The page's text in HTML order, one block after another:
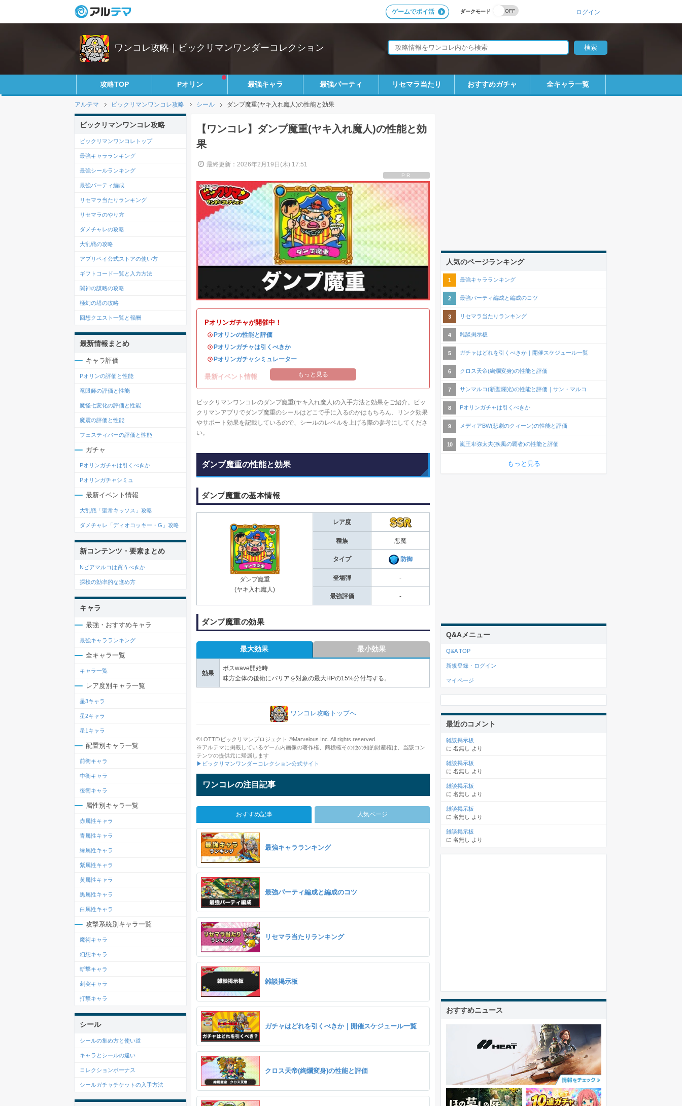
ダークモード
ゲームでポイ活 ログイン
ワンコレ攻略｜ビックリマンワンダーコレクション
攻略TOP Pオリン 最強キャラ 最強パーティ リセマラ当たり おすすめガチャ 全キャラ一覧
アルテマ ビックリマンワンコレ攻略 シール ダンプ魔重(ヤキ入れ魔人)の性能と効果
【ワンコレ】ダンプ魔重(ヤキ入れ魔人)の性能と効
果
最終更新：2026年2月19日(木) 17:51
PR
Pオリンガチャが開催中！
・Pオリンの性能と評価
・Pオリンガチャは引くべきか
・Pオリンガチャシミュレーター
最新イベント情報 もっと見る
ビックリマンワンコレのダンプ魔重(ヤキ入れ魔人)の入手方法と効果をご紹介。ビッ
クリマンアプリでダンプ魔重のシールはどこで手に入るのかはもちろん、リンク効果
やサポート効果を記載しているので、シールのレベルを上げる際の参考にしてくださ
い。
ダンプ魔重の性能と効果
ダンプ魔重の基本情報
ダンプ魔重
(ヤキ入れ魔人)
レア度
種族 悪魔
タイプ 防御
登場弾 -
最強評価 -
ダンプ魔重の効果
最大効果 最小効果
効果
ボスwave開始時
味方全体の後衛にバリアを対象の最大HPの15%分付与する。
ワンコレ攻略トップへ
©LOTTE/ビックリマンプロジェクト ©Marvelous Inc. All rights reserved.
※アルテマに掲載しているゲーム内画像の著作権、商標権その他の知的財産権は、当該コン
テンツの提供元に帰属します
▶ビックリマンワンダーコレクション公式サイト
ワンコレの注目記事
おすすめ記事 人気ページ
最強キャラランキング
最強パーティ編成と編成のコツ
リセマラ当たりランキング
雑談掲示板
ガチャはどれを引くべきか｜開催スケジュール一覧
クロス天帝(絢爛変身)の性能と評価
ビックリマンワンコレ攻略
ビックリマンワンコレトップ
最強キャラランキング
最強シールランキング
最強パーティ編成
リセマラ当たりランキング
リセマラのやり方
ダメチャレの攻略
大乱戦の攻略
アプリペイ公式ストアの使い方
ギフトコード一覧と入力方法
闇神の謀略の攻略
極幻の塔の攻略
回想クエスト一覧と報酬
最新情報まとめ
キャラ評価
Pオリンの評価と性能
竜眼師の評価と性能
魔怪七変化の評価と性能
魔震の評価と性能
フェスティバーの評価と性能
ガチャ
Pオリンガチャは引くべきか
Pオリンガチャシミュ
最新イベント情報
大乱戦「聖常キッソス」攻略
ダメチャレ「ディオコッキー・G」攻略
新コンテンツ・要素まとめ
Nピアマルコは買うべきか
探検の効率的な進め方
キャラ
最強・おすすめキャラ
最強キャラランキング
全キャラ一覧
キャラ一覧
レア度別キャラ一覧
星3キャラ
星2キャラ
星1キャラ
配置別キャラ一覧
前衛キャラ
中衛キャラ
後衛キャラ
属性別キャラ一覧
赤属性キャラ
青属性キャラ
緑属性キャラ
紫属性キャラ
黄属性キャラ
黒属性キャラ
白属性キャラ
攻撃系統別キャラ一覧
魔術キャラ
幻想キャラ
斬撃キャラ
刺突キャラ
打撃キャラ
シール
シールの集め方と使い道
キャラとシールの違い
コレクションボーナス
シールガチャチケットの入手方法
人気のページランキング
最強キャラランキング
最強パーティ編成と編成のコツ
リセマラ当たりランキング
雑談掲示板
ガチャはどれを引くべきか｜開催スケジュール一覧
クロス天帝(絢爛変身)の性能と評価
サンマルコ(新聖爛光)の性能と評価｜サン・マルコ
Pオリンガチャは引くべきか
メディアBW(悲劇のクィーン)の性能と評価
嵐王卑弥太夫(疾風の覇者)の性能と評価
もっと見る
Q&Aメニュー
Q&A TOP
新規登録・ログイン
マイページ
最近のコメント
雑談掲示板
に 名無し より
雑談掲示板
に 名無し より
雑談掲示板
に 名無し より
雑談掲示板
に 名無し より
雑談掲示板
に 名無し より
おすすめニュース